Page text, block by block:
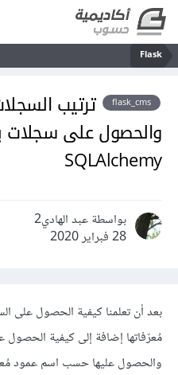
Flask
flask_cms
ترتيب
والحصول على
SQLAlchemy
بواسطة عبد الهادي2
28 فبراير 2020
بعد أن تعلمنا كيفية الحصول على
مُعرّفاتها إضافة إلى كيفية
والحصول عليها حسب اسم عمود